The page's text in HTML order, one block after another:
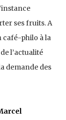
ses fruits. A
café-philo à la
l’actualité
demande des